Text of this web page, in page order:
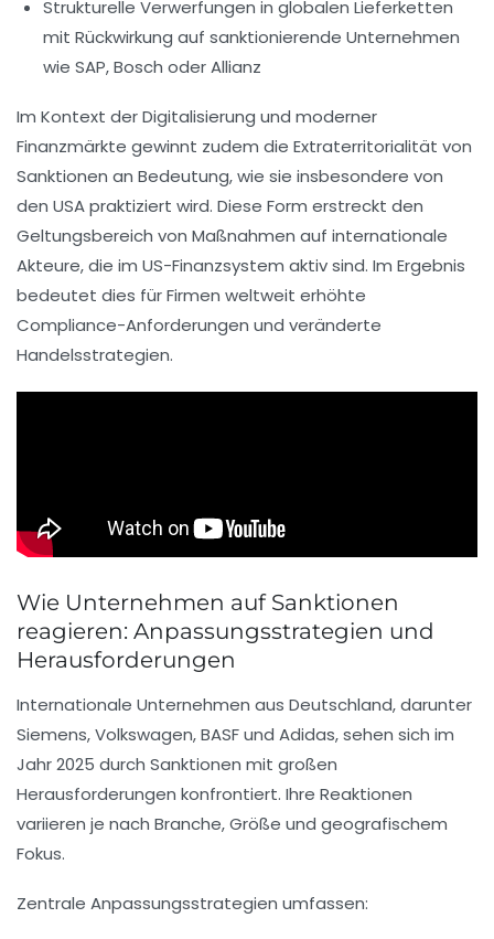
Strukturelle Verwerfungen in globalen Lieferketten
mit Rückwirkung auf sanktionierende Unternehmen
wie SAP, Bosch oder Allianz
Im Kontext der Digitalisierung und moderner
Finanzmärkte gewinnt zudem die Extraterritorialität von
Sanktionen an Bedeutung, wie sie insbesondere von
den USA praktiziert wird. Diese Form erstreckt den
Geltungsbereich von Maßnahmen auf internationale
Akteure, die im US-Finanzsystem aktiv sind. Im Ergebnis
bedeutet dies für Firmen weltweit erhöhte
Compliance-Anforderungen und veränderte
Handelsstrategien.
Wie Unternehmen auf Sanktionen
reagieren: Anpassungsstrategien und
Herausforderungen
Internationale Unternehmen aus Deutschland, darunter
Siemens, Volkswagen, BASF und Adidas, sehen sich im
Jahr 2025 durch Sanktionen mit großen
Herausforderungen konfrontiert. Ihre Reaktionen
variieren je nach Branche, Größe und geografischem
Fokus.
Zentrale Anpassungsstrategien umfassen: